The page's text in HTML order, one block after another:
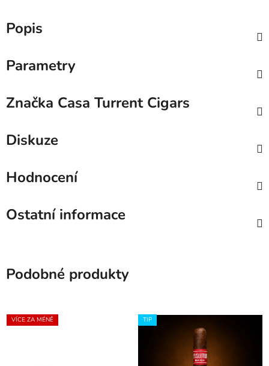
Popis
Parametry
Značka Casa Turrent Cigars
Diskuze
Hodnocení
Ostatní informace
Podobné produkty
VÍCE ZA MÉNĚ TIP